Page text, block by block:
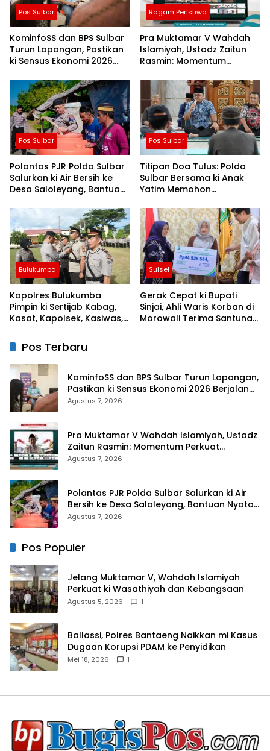
Pos Sulbar
KominfoSS dan BPS Sulbar
Turun Lapangan, Pastikan
ki Sensus Ekonomi 2026
Akurat
Ragam Peristiwa
Pra Muktamar V Wahdah
Islamiyah, Ustadz Zaitun
Rasmin: Momentum
Evaluasi Perjalanan
Dakwah
Pos Sulbar
Polantas PJR Polda Sulbar
Salurkan ki Air Bersih ke
Desa Saloleyang, Bantuan
Kemarau
Pos Sulbar
Titipan Doa Tulus: Polda
Sulbar Bersama ki Anak
Yatim Memohon
Negeri
Bulukumba
Kapolres Bulukumba
Pimpin ki Sertijab Kabag,
Kasat, Kapolsek, Kasiwas,
Sulsel
Gerak Cepat ki Bupati
Sinjai, Ahli Waris Korban di
Morowali Terima Santunan
Pos Terbaru
KominfoSS dan BPS Sulbar Turun Lapangan,
Pastikan ki Sensus Ekonomi 2026 Berjalan
Nyaman dan Akurat
Agustus 7, 2026
Pra Muktamar V Wahdah Islamiyah, Ustadz
Zaitun Rasmin: Momentum Perkuat
Konsolidasi dan Evaluasi Perjalanan
Agustus 7, 2026
Polantas PJR Polda Sulbar Salurkan ki Air
Bersih ke Desa Saloleyang, Bantuan Nyata
di Tengah Musim Kemarau
Agustus 7, 2026
Pos Populer
Jelang Muktamar V, Wahdah Islamiyah
Perkuat ki Wasathiyah dan Kebangsaan
Agustus 5, 2026 1
Ballassi, Polres Bantaeng Naikkan mi Kasus
Dugaan Korupsi PDAM ke Penyidikan
Mei 18, 2026 1